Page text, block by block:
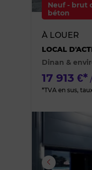
Neuf - brut
béton
À LOUER
LOCAL
Dinan &
17 913 €*
*TVA en sus,